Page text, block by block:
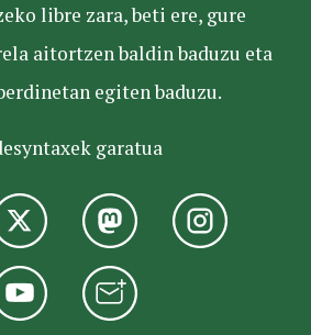
libre zara, beti ere, gure
aitortzen baldin baduzu eta
egiten baduzu.
garatua